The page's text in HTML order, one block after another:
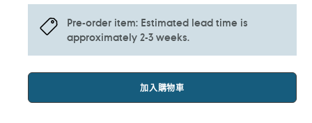
Pre-order item: Estimated lead time is
approximately 2-3 weeks.
加入購物車